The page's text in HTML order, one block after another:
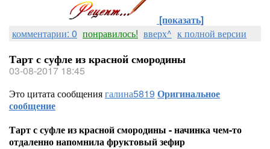
[показать]
комментарии: 0 понравилось! вверх^ к полной версии
Тарт с суфле из красной смородины
03-08-2017 18:45
Это цитата сообщениягалина5819 Оригинальное
сообщение
Тарт с суфле из красной смородины - начинка чем-то
отдаленно напомнила фруктовый зефир